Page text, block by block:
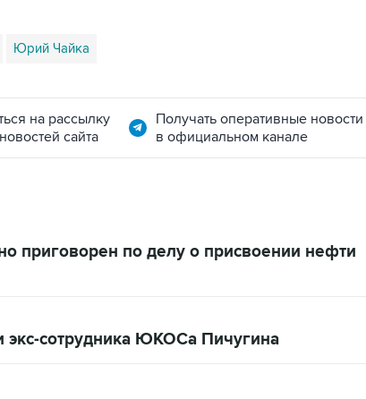
Юрий Чайка
на рассылку
сайта
Получать оперативные новости
в официальном канале
приговорен по делу о присвоении нефти
сотрудника ЮКОСа Пичугина